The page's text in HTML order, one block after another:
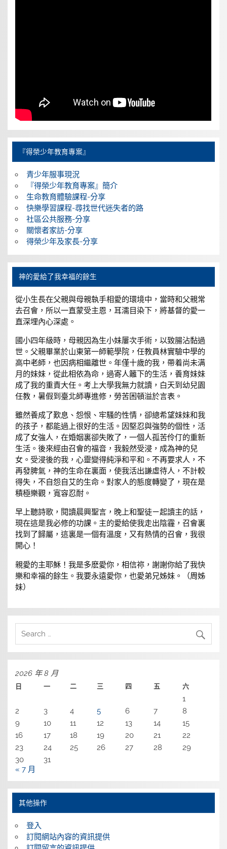
『得榮少年教育專案』
青少年服事現況
『得榮少年教育專案』簡介
生命教育體驗課程-分享
快樂學習課程-尋找世代迷失者的路
社區公共服務-分享
關懷者家訪-分享
得榮少年及家長-分享
神的愛給了我幸福的餘生
從小生長在父親與母親執手相愛的環境中，當時和父親常
去召會，所以一直蒙受主恩，耳濡目染下，將基督的愛一
直深埋內心深處。
國小四年級時，母親因為生小妹屢次手術，以致腸沾黏過
世。父親畢業於山東第一師範學院，任教員林實驗中學的
高中老師，也因病相繼離世。年僅十歲的我，帶着尚未满
月的妹妹，從此相依為命，過寄人籬下的生活，養育妹妹
成了我的重責大任。考上大學我無力就讀，白天到幼兒園
任教，暑假到臺北師專進修，勞苦困頓溢於言表。
雖然養成了歎息、怨恨、牢騷的性情，卻總希望妹妹和我
的孩子，都能過上很好的生活。因堅忍與強勢的個性，活
成了女強人，在婚姻裏卻失敗了，一個人孤苦伶仃的重新
生活。後來經由召會的福音，我毅然受浸，成為神的兒
女。受浸後的我，心靈變得純淨和平和。不再要求人，不
再發脾氣，神的生命在裏面，使我活出謙虛待人，不計較
得失，不自怨自艾的生命。對家人的態度轉變了，現在是
積極樂觀，寬容忍耐。
早上聽詩歌，閱讀晨興聖言，晚上和聖徒ㄧ起讀主的話，
現在這是我必修的功課。主的愛給使我走出陰霾，召會裏
找到了歸屬，這裏是一個有溫度，又有熱情的召會，我很
開心！
親愛的主耶穌！我是多麽愛你，相信祢，謝謝你給了我快
樂和幸福的餘生。我要永遠愛你，也愛弟兄姊妹。（周姊
妹）
2026 年 8 月
日 一 二 三 四 五 六
1
2
3 4 5 6 7
8
9
10 11 12 13 14
15
16
17 18 19 20 21
22
23
24 25 26 27 28
29
30
31
« 7 月
其他操作
登入
訂閱網站內容的資訊提供